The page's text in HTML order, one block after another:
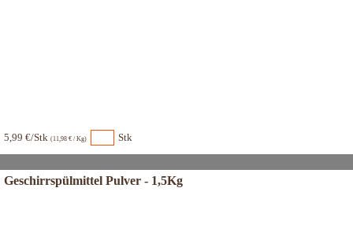
5,99 €/Stk (11,98 € / Kg) Stk
Geschirrspülmittel Pulver - 1,5Kg